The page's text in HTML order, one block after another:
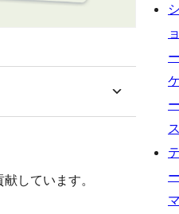
しています。
シ
ョ
ー
ケ
ー
ス
テ
ー
マ